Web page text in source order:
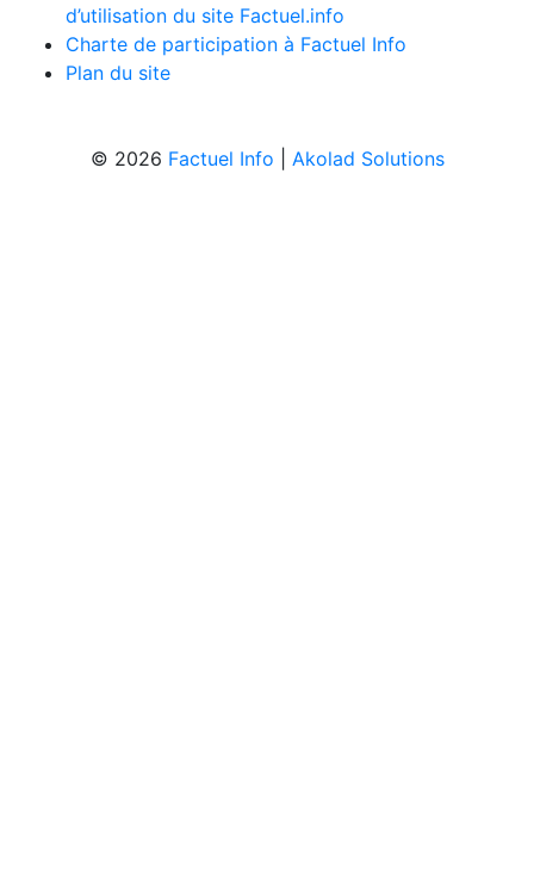
d’utilisation du site Factuel.info
Charte de participation à Factuel Info
Plan du site
© 2026 Factuel Info Akolad Solutions